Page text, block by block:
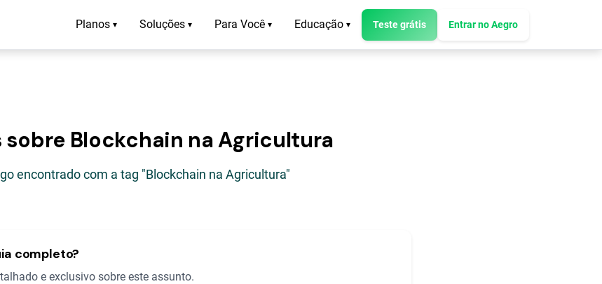
Planos ▾ Soluções ▾ Para Você ▾ Educação ▾ Teste grátis Entrar no Aegro
sobre Blockchain na Agricultura
encontrado com a tag "Blockchain na Agricultura"
completo?
e exclusivo sobre este assunto.